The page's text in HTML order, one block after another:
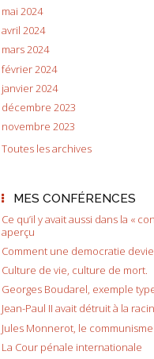
mai 2024
avril 2024
mars 2024
février 2024
janvier 2024
décembre 2023
novembre 2023
Toutes les archives
MES CONFÉRENCES
Ce qu’il y avait aussi dans la «
aperçu
Comment une democratie
Culture de vie, culture de mort.
Georges Boudarel, exemple
Jean-Paul II avait détruit à la
Jules Monnerot, le communisme
La Cour pénale internationale